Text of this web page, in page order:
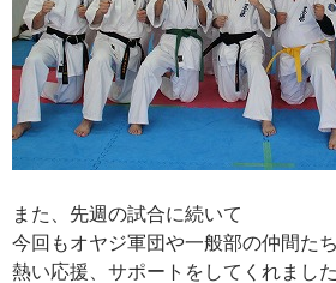
また、先週の試合に続いて
今回もオヤジ軍団や一般部の仲間た
熱い応援、サポートをしてくれました